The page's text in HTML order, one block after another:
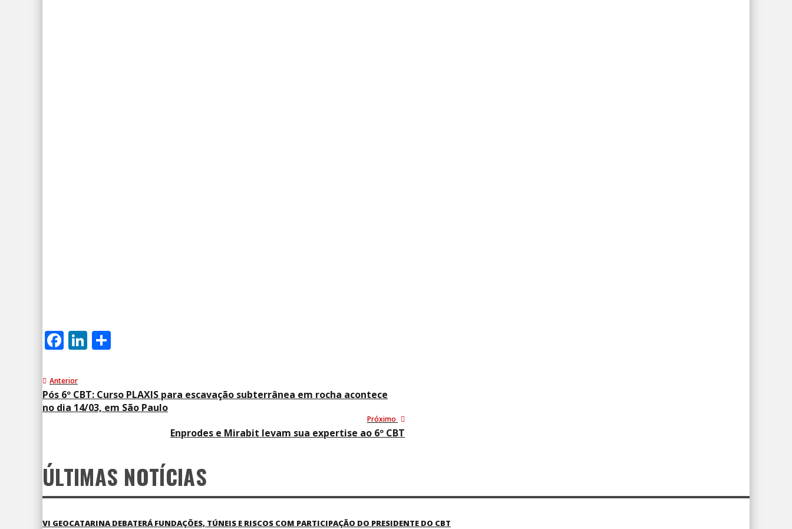
Facebook
LinkedIn
Anterior
Pós 6º CBT: Curso PLAXIS para escavação subterrânea em rocha acontece
no dia 14/03, em São Paulo
Próximo
Enprodes e Mirabit levam sua expertise ao 6º CBT
ÚLTIMAS NOTÍCIAS
VI GEOCATARINA DEBATERÁ FUNDAÇÕES, TÚNEIS E RISCOS COM PARTICIPAÇÃO DO PRESIDENTE DO CBT